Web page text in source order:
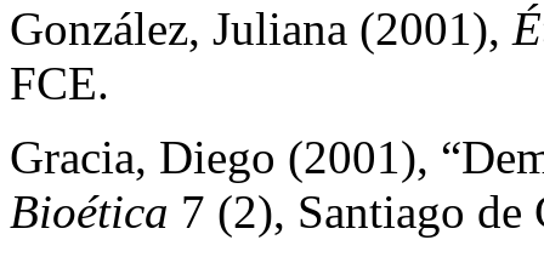
González, Juliana (2001),
FCE.
Gracia, Diego (2001),
Bioética 7 (2), Santiago